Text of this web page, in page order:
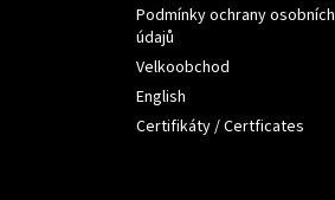
Podmínky ochrany osobních
údajů
Velkoobchod
English
Certifikáty / Certficates